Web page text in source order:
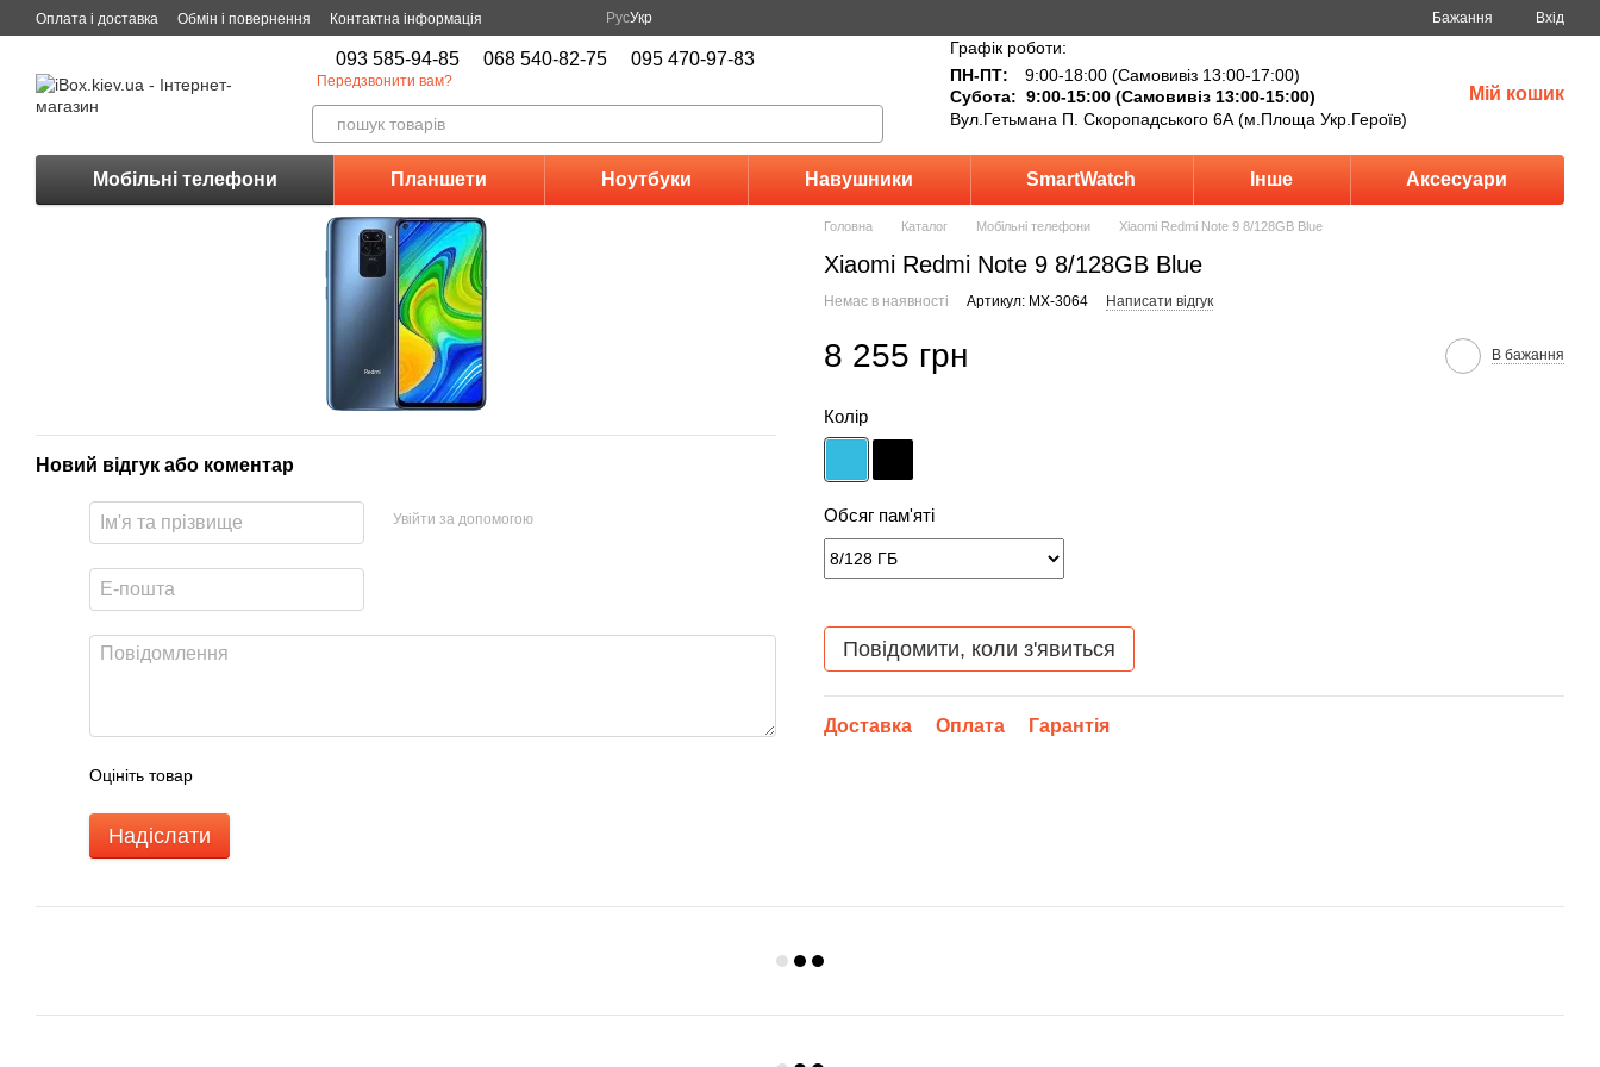
Перейти до основного контенту
Оплата і доставка Обмін і повернення Контактна інформація РусУкр Бажання Вхід
093 585-94-85 068 540-82-75 095 470-97-83
Передзвонити вам?
Графік роботи:
ПН-ПТ:
9:00-18:00 (Самовивіз 13:00-17:00)
Субота: 9:00-15:00 (Самовивіз 13:00-15:00)
Вул.Гетьмана П. Скоропадського 6А (м.Площа Укр.Героїв)
Мій кошик
Мобільні телефони Планшети Ноутбуки Навушники SmartWatch Інше Аксесуари
Новий відгук або коментар
Увійти за допомогою
Оцініть товар
Надіслати
Головна Каталог Мобільні телефони Xiaomi Redmi Note 9 8/128GB Blue
Xiaomi Redmi Note 9 8/128GB Blue
Немає в наявності Артикул: MX-3064 Написати відгук
8 255 грн В бажання
Колір
Обсяг пам'яті
Повідомити, коли з'явиться
Доставка Оплата Гарантія